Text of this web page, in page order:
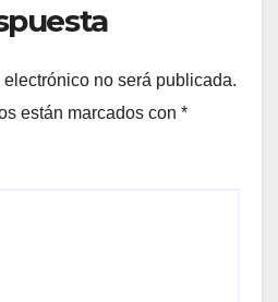
no será publicada.
están marcados con *